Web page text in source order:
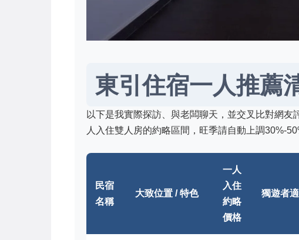
東引住宿一人推薦
以下是我實際探訪、與老闆聊天，並交叉比對網
人入住雙人房的約略區間，旺季請自動上調30%-
民宿
名稱
大致位置 / 特色
一人
入住
約略
價格
獨遊者